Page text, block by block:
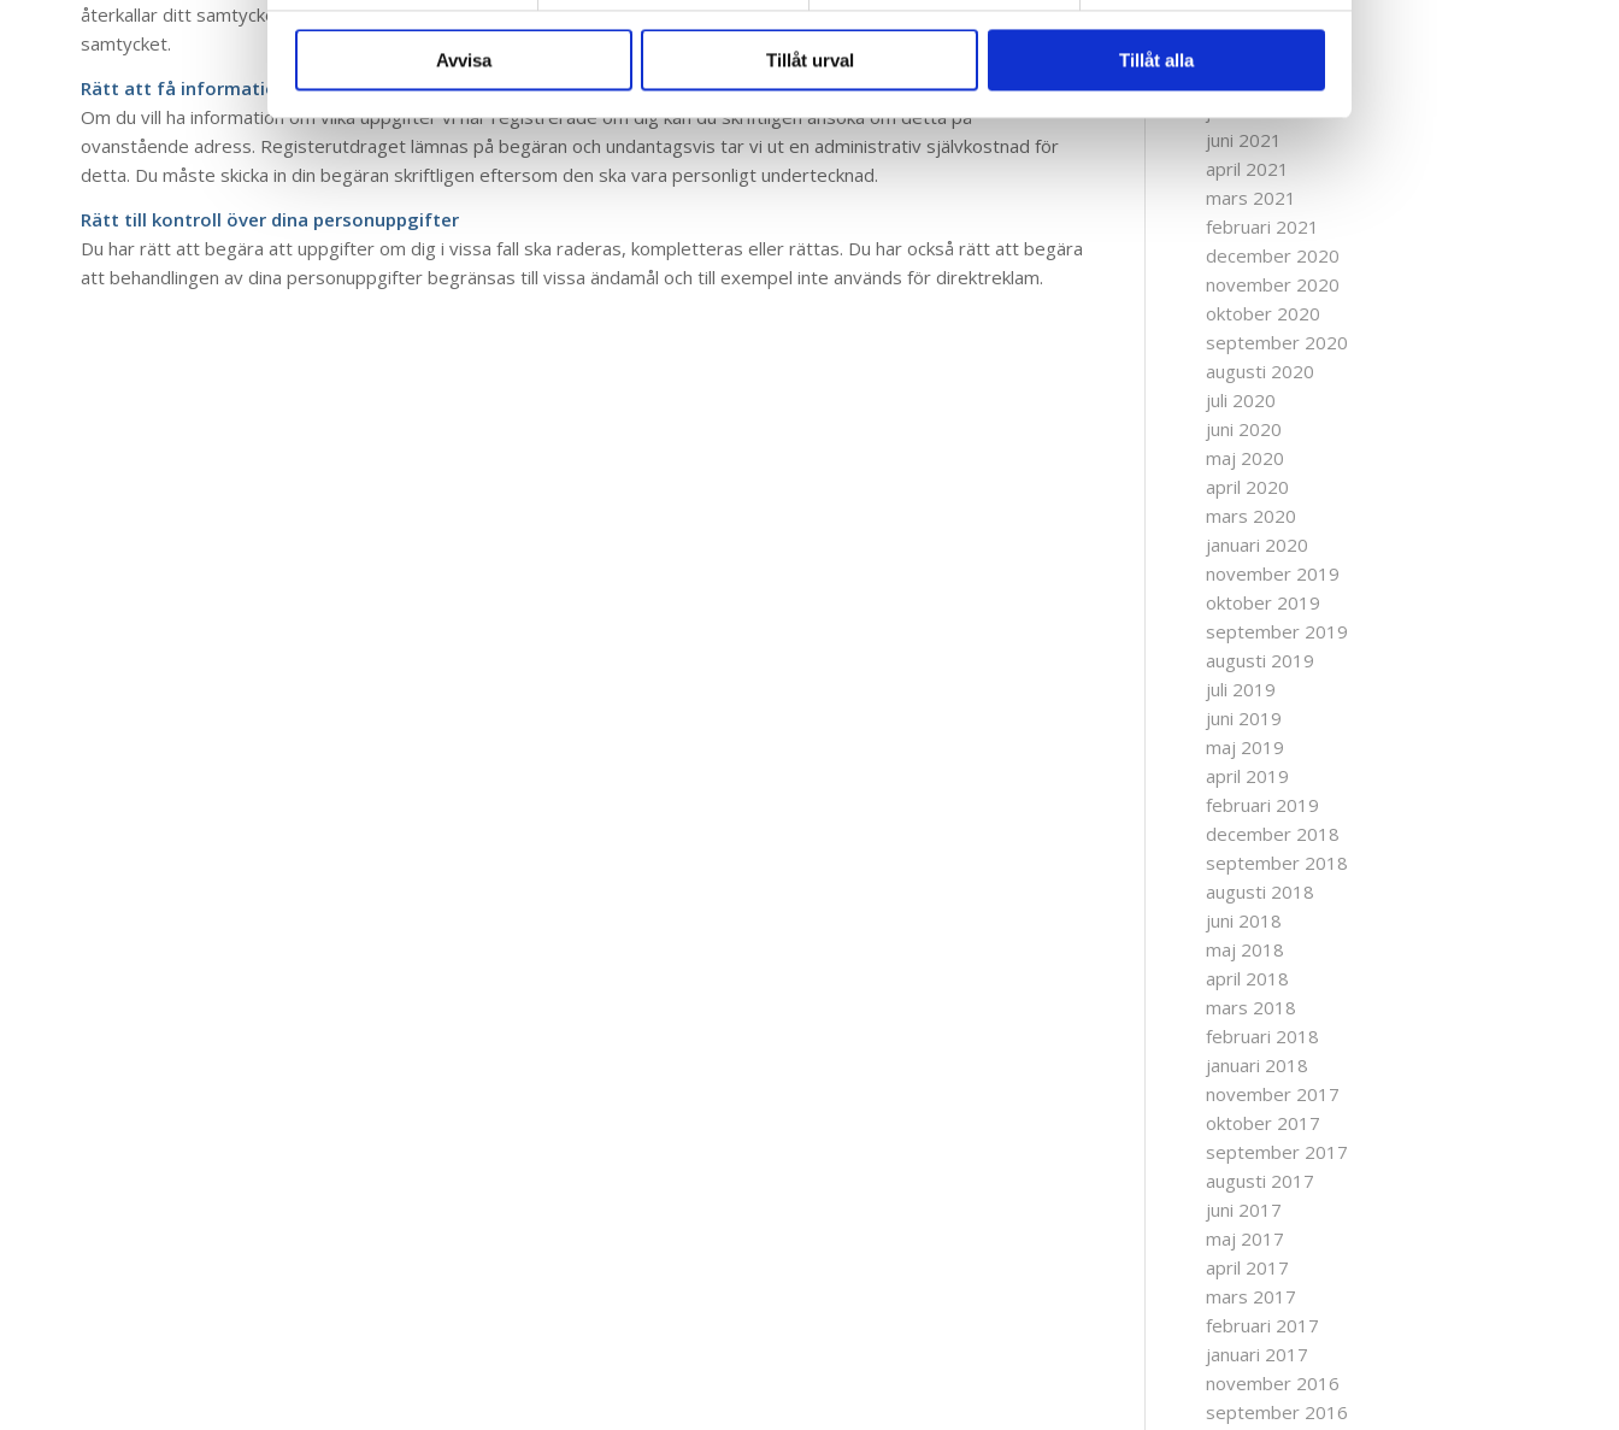
Avvisa Tillåt urval Tillåt alla
återkallar ditt samtycke kommer vi att radera de personuppgifter och upphöra med den behandling som omfattades av
samtycket.
Rätt att få information om vilka personuppgifter vi har sparade om dig
Om du vill ha information om vilka uppgifter vi har registrerade om dig kan du skriftligen ansöka om detta på
ovanstående adress. Registerutdraget lämnas på begäran och undantagsvis tar vi ut en administrativ självkostnad för
detta. Du måste skicka in din begäran skriftligen eftersom den ska vara personligt undertecknad.
Rätt till kontroll över dina personuppgifter
Du har rätt att begära att uppgifter om dig i vissa fall ska raderas, kompletteras eller rättas. Du har också rätt att begära
att behandlingen av dina personuppgifter begränsas till vissa ändamål och till exempel inte används för direktreklam.
oktober 2021
juli 2021
juni 2021
april 2021
mars 2021
februari 2021
december 2020
november 2020
oktober 2020
september 2020
augusti 2020
juli 2020
juni 2020
maj 2020
april 2020
mars 2020
januari 2020
november 2019
oktober 2019
september 2019
augusti 2019
juli 2019
juni 2019
maj 2019
april 2019
februari 2019
december 2018
september 2018
augusti 2018
juni 2018
maj 2018
april 2018
mars 2018
februari 2018
januari 2018
november 2017
oktober 2017
september 2017
augusti 2017
juni 2017
maj 2017
april 2017
mars 2017
februari 2017
januari 2017
november 2016
september 2016